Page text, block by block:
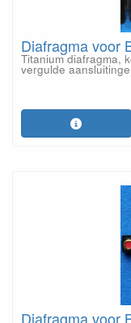
Diafragma voor
Titanium diafragma,
vergulde
Diafragma voor